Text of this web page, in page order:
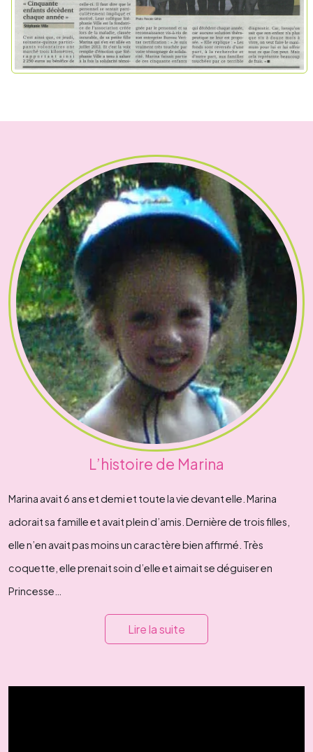
L’histoire de Marina
Marina avait 6 ans et demi et toute la vie devant elle. Marina
adorait sa famille et avait plein d’amis. Dernière de trois filles,
elle n’en avait pas moins un caractère bien affirmé. Très
coquette, elle prenait soin d’elle et aimait se déguiser en
Princesse…
Lire la suite